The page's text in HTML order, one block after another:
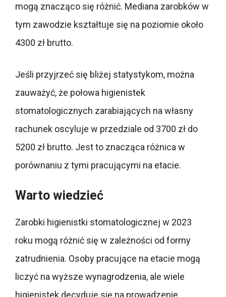
mogą znacząco się różnić. Mediana zarobków w
tym zawodzie kształtuje się na poziomie około
4300 zł brutto.
Jeśli przyjrzeć się bliżej statystykom, można
zauważyć, że połowa higienistek
stomatologicznych zarabiających na własny
rachunek oscyluje w przedziale od 3700 zł do
5200 zł brutto. Jest to znacząca różnica w
porównaniu z tymi pracującymi na etacie.
Warto wiedzieć
Zarobki higienistki stomatologicznej w 2023
roku mogą różnić się w zależności od formy
zatrudnienia. Osoby pracujące na etacie mogą
liczyć na wyższe wynagrodzenia, ale wiele
higienistek decyduje się na prowadzenie